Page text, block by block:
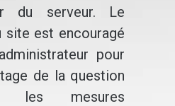
du serveur. Le
site est encouragé
pour
de la question
les mesures